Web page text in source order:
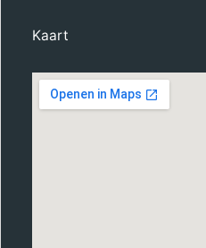
Kaart